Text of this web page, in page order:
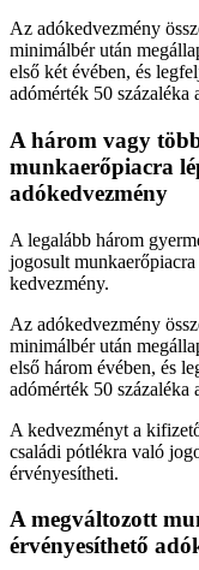
Az adókedvezmény
minimálbér után
első két évében, és
adómérték 50 százaléka
A három vagy
munkaerőpiacra
adókedvezmény
A legalább három
jogosult
kedvezmény.
Az adókedvezmény
minimálbér után
első három évében, és
adómérték 50
A kedvezményt a
családi pótlékra való
érvényesítheti.
A megváltozott
érvényesíthető